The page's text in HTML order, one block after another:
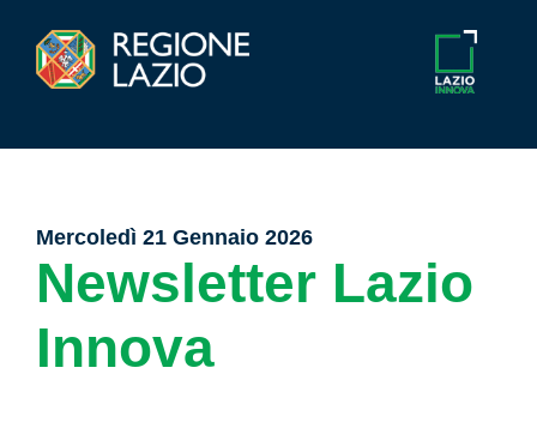
Mercoledì 21 Gennaio 2026
Newsletter Lazio
Innova